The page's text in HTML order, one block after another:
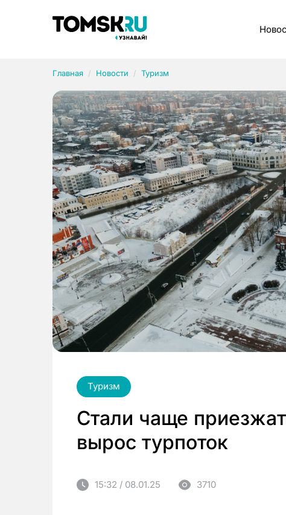
Главная Новости Туризм
Туризм
Стали чаще
вырос турпоток
15:32 / 08.01.25 3710
Рубрики